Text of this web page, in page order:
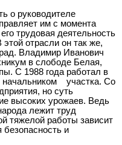
о руководителе
им с момента
трудовая деятельность
отрасли он так же,
Владимир Иванович
в слободе Белая,
С 1988 года работал в
начальником
участка. Со
но суть
высоких урожаев. Ведь
лежит труд
тяжелой работы зависит
безопасность и